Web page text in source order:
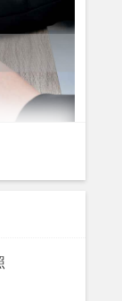
过三个